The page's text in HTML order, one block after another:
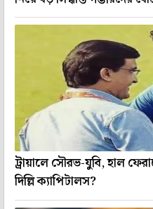
ট্রায়ালে সৌরভ-যুবি, হাল
দিল্লি ক্যাপিটালস?